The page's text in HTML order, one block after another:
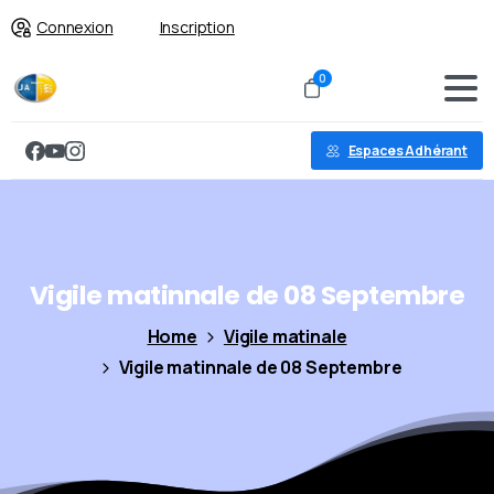
Connexion Inscription
0
Espaces Adhérant
Vigilematinnale de08Septembre
Home
Vigile matinale
Vigile matinnale de 08 Septembre